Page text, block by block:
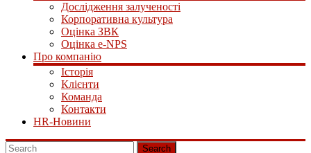
Дослідження залученості
Корпоративна культура
Оцінка ЗВК
Оцінка e-NPS
Про компанію
Історія
Клієнти
Команда
Контакти
HR-Новини
Search